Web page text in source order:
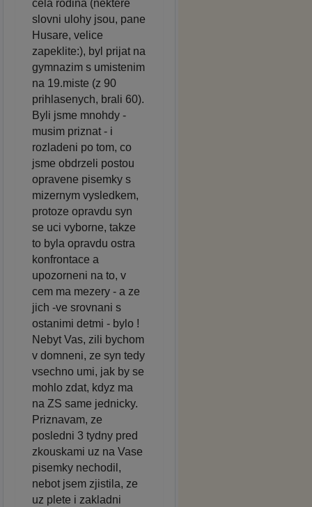
cela rodina (nektere
slovni ulohy jsou, pane
Husare, velice
zapeklite:), byl prijat na
gymnazim s umistenim
na 19.miste (z 90
prihlasenych, brali 60).
Byli jsme mnohdy -
musim priznat - i
rozladeni po tom, co
jsme obdrzeli postou
opravene pisemky s
mizernym vysledkem,
protoze opravdu syn
se uci vyborne, takze
to byla opravdu ostra
konfrontace a
upozorneni na to, v
cem ma mezery - a ze
jich -ve srovnani s
ostanimi detmi - bylo !
Nebyt Vas, zili bychom
v domneni, ze syn tedy
vsechno umi, jak by se
mohlo zdat, kdyz ma
na ZS same jednicky.
Priznavam, ze
posledni 3 tydny pred
zkouskami uz na Vase
pisemky nechodil,
nebot jsem zjistila, ze
uz plete i zakladni